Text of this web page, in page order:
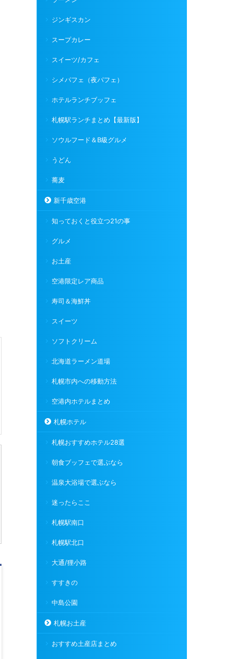
ジンギスカン
スープカレー
スイーツ/カフェ
シメパフェ（夜パフェ）
ホテルランチブッフェ
札幌駅ランチまとめ【最新版】
ソウルフード＆B級グルメ
うどん
蕎麦
新千歳空港
知っておくと役立つ21の事
グルメ
お土産
空港限定レア商品
寿司＆海鮮丼
スイーツ
ソフトクリーム
北海道ラーメン道場
札幌市内への移動方法
空港内ホテルまとめ
札幌ホテル
札幌おすすめホテル28選
朝食ブッフェで選ぶなら
温泉大浴場で選ぶなら
迷ったらここ
札幌駅南口
札幌駅北口
大通/狸小路
すすきの
中島公園
札幌お土産
おすすめ土産店まとめ